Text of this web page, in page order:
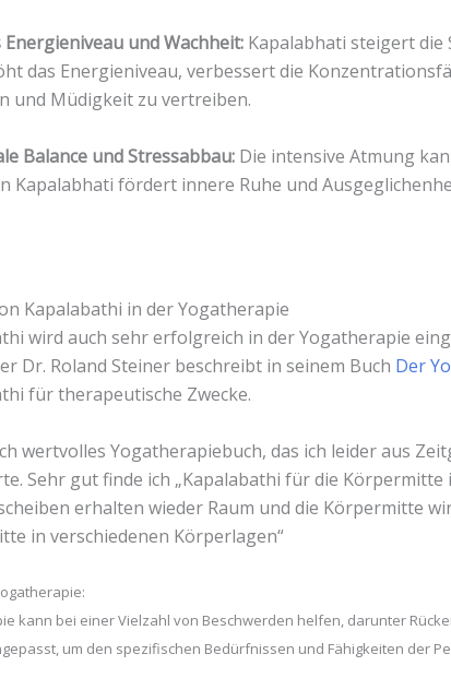
und Wachheit: Kapalabhati steigert
das Energieniveau, verbessert die
und Müdigkeit zu vertreiben.
Balance und Stressabbau: Die intensive Atmung
Kapalabhati fördert innere Ruhe und
Kapalabathi in der Yogatherapie
wird auch sehr erfolgreich in der Yogatherapie
Dr. Roland Steiner beschreibt in seinem Buch Der
für therapeutische Zwecke.
wertvolles Yogatherapiebuch, das ich leider aus
Sehr gut finde ich „Kapalabathi für die Körpermitte
erhalten wieder Raum und die Körpermitte
in verschiedenen Körperlagen“
kann bei einer Vielzahl von Beschwerden helfen, darunter
um den spezifischen Bedürfnissen und Fähigkeiten der